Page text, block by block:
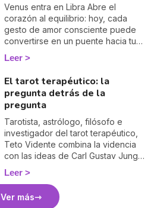
oportunidad perfecta para honrar
al sol y la temporada estival con
algunos rituales que combinan
tanto el bienestar como la
Venus entra en Libra Abre el
corazón al equilibrio: hoy, cada
gesto de amor consciente puede
convertirse en un puente hacia tu
paz interior.
Leer
El tarot terapéutico: la
pregunta detrás de la
pregunta
Tarotista, astrólogo, filósofo e
investigador del tarot terapéutico,
Teto Vidente combina la videncia
con las ideas de Carl Gustav Jung
para transformar cada consulta en
una investigación compartida. Su
enfoque no busca predecir un
destino cerrado, sino ayudarte a
Leer
Ver más